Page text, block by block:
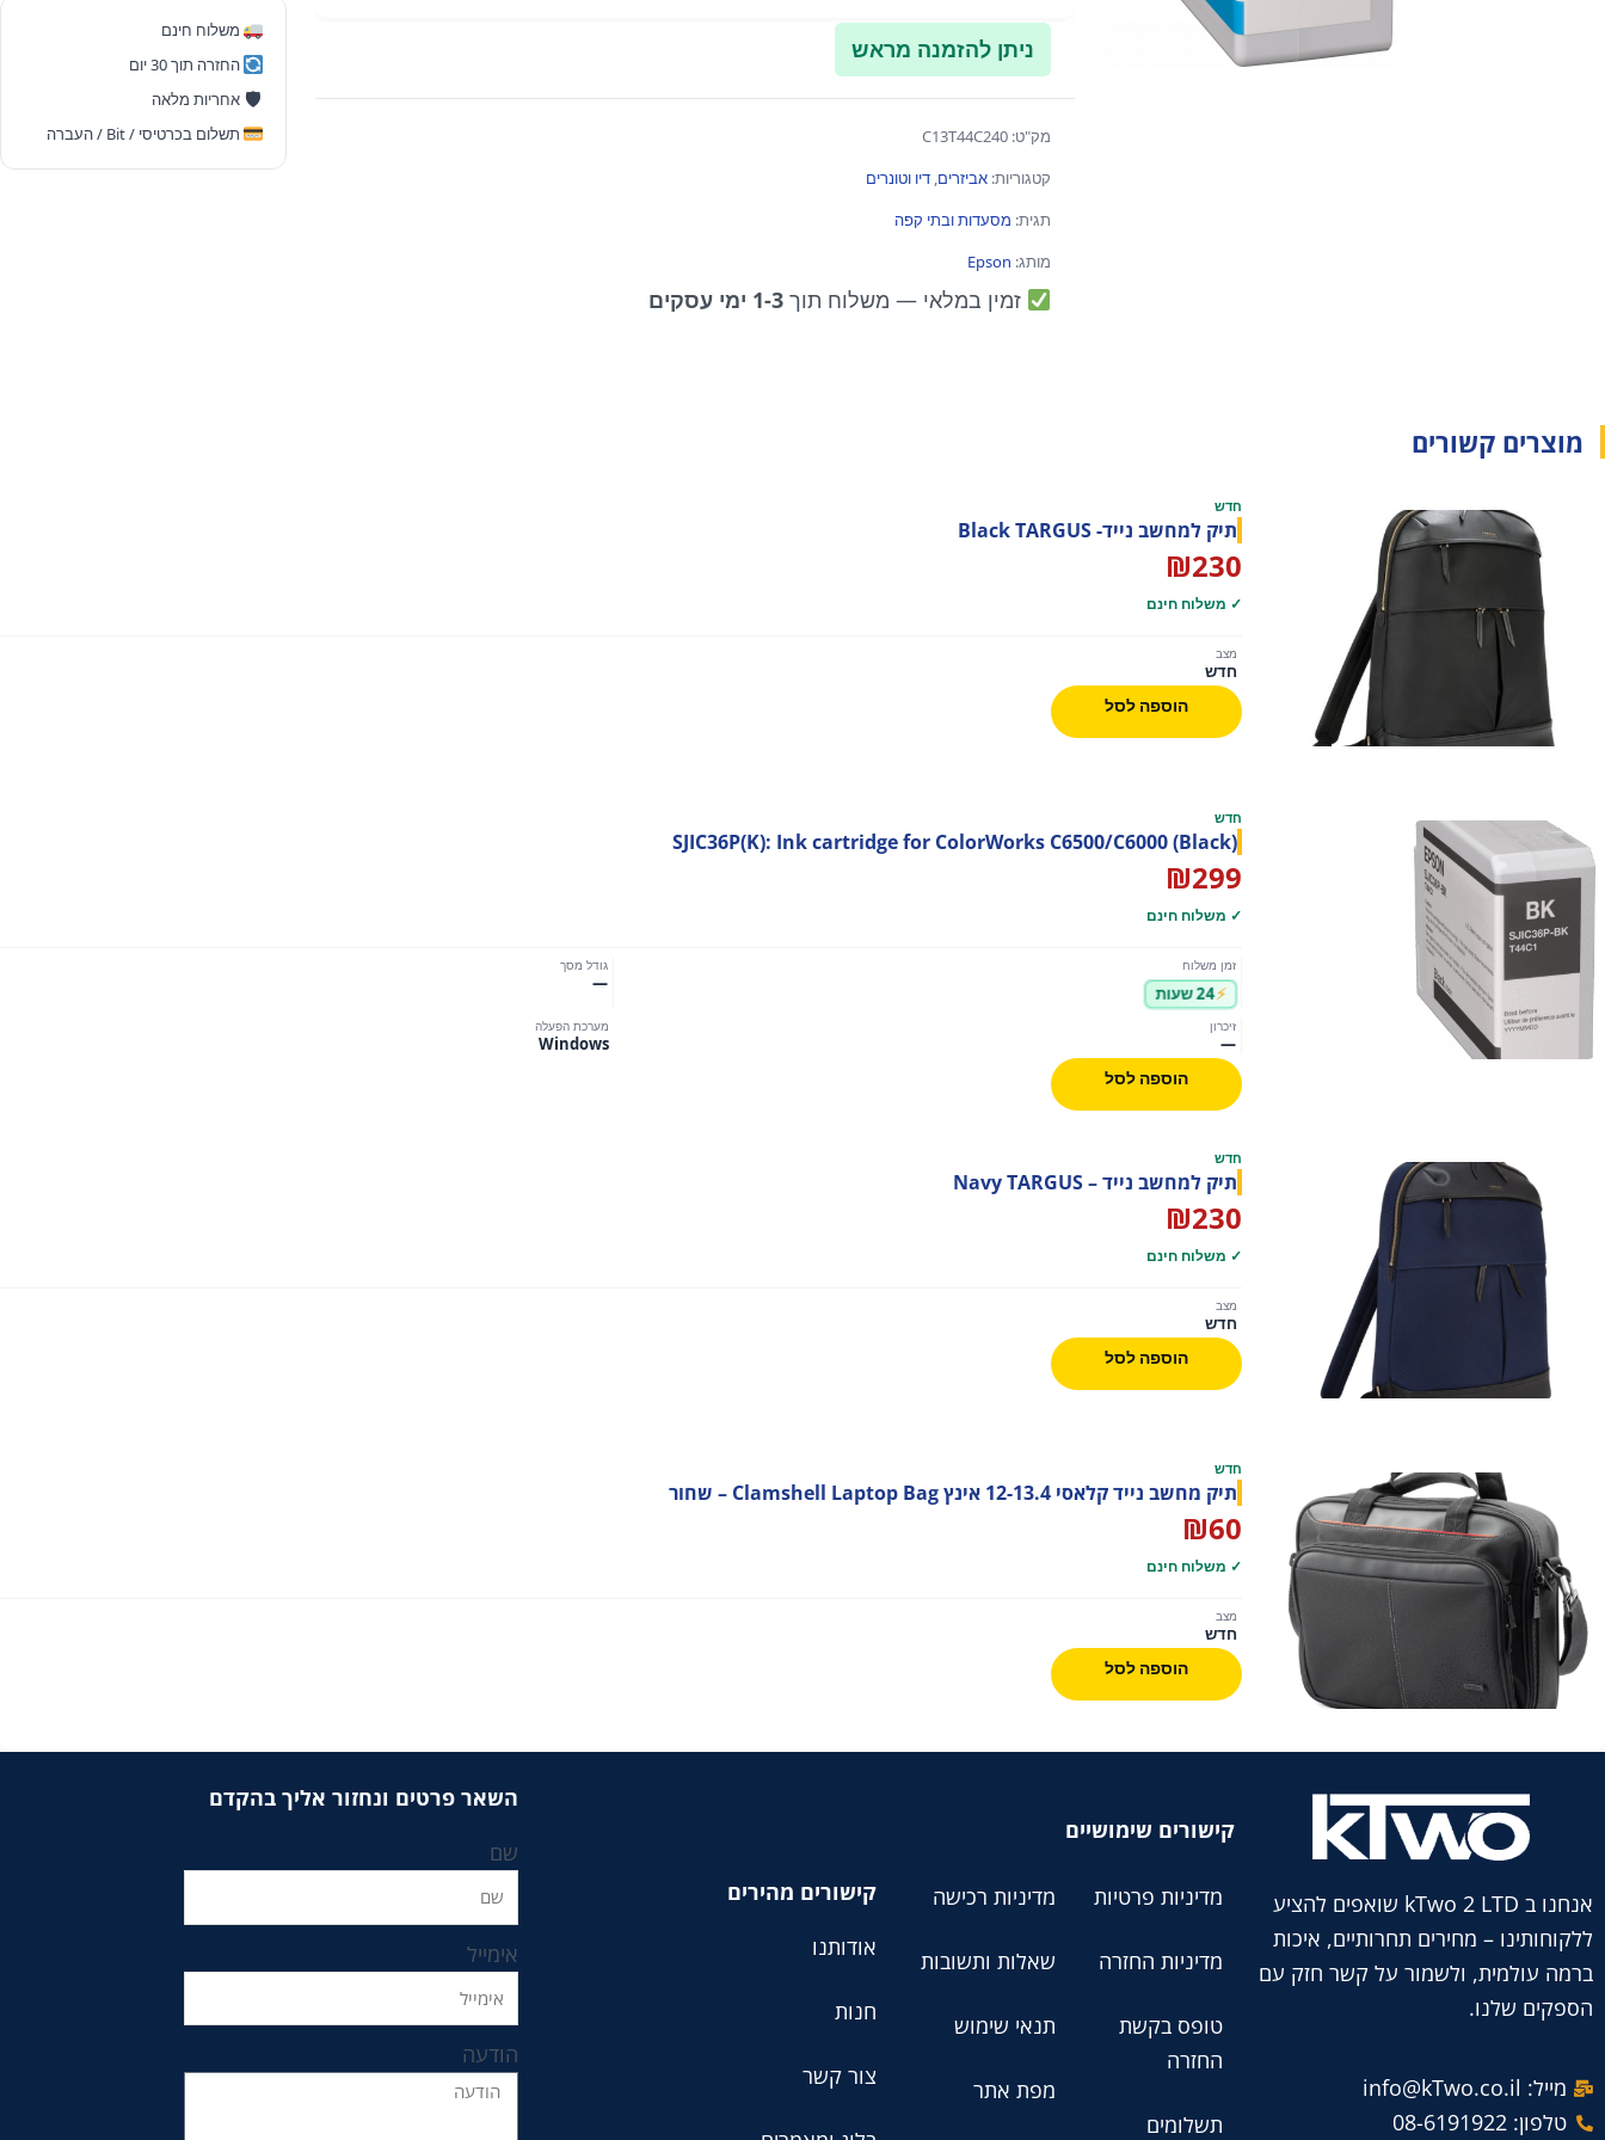
C6500/C6000
(Cyan)
משלוח חינם
החזרה תוך 30 יום
🛡 אחריות מלאה
תשלום בכרטיסי / Bit / העברה
ניתן להזמנה מראש
מק"ט: C13T44C240
קטגוריות: אביזרים, דיו וטונרים
תגית: מסעדות ובתי קפה
מותג: Epson
זמין במלאי — משלוח תוך1-3 ימי עסקים
מוצרים קשורים
חדש
תיק למחשב נייד- Black TARGUS
₪230
✓ משלוח חינם
מצב
חדש
הוספה לסל
חדש
SJIC36P(K): Ink cartridge for ColorWorks C6500/C6000 (Black)
₪299
✓ משלוח חינם
זמן משלוח
24 שעות
גודל מסך
—
זיכרון
—
מערכת הפעלה
Windows
הוספה לסל
חדש
תיק למחשב נייד – Navy TARGUS
₪230
✓ משלוח חינם
מצב
חדש
הוספה לסל
חדש
תיק מחשב נייד קלאסי 12-13.4 אינץ Clamshell Laptop Bag – שחור
₪60
✓ משלוח חינם
מצב
חדש
הוספה לסל
אנחנו ב kTwo 2 LTD שואפים להציע
ללקוחותינו – מחירים תחרותיים, איכות
ברמה עולמית, ולשמור על קשר חזק עם
הספקים שלנו.
מייל: info@kTwo.co.il
טלפון: 08-6191922
קישורים שימושיים
מדיניות פרטיות
מדיניות החזרה
טופס בקשת
החזרה
תשלומים
מדיניות רכישה
שאלות ותשובות
תנאי שימוש
מפת אתר
קישורים מהירים
אודותנו
חנות
צור קשר
השאר פרטים ונחזור אליך בהקדם
שם
אימייל
הודעה